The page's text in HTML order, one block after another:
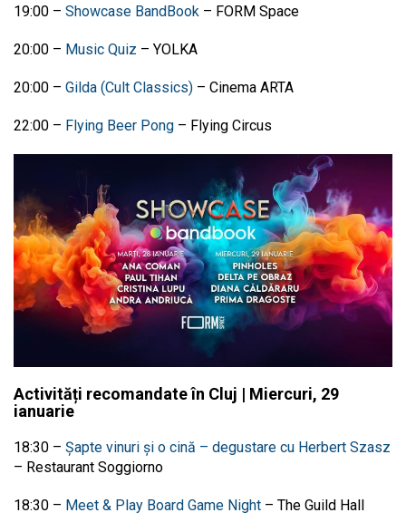
19:00 – Showcase BandBook – FORM Space
20:00 – Music Quiz – YOLKA
20:00 – Gilda (Cult Classics) – Cinema ARTA
22:00 – Flying Beer Pong – Flying Circus
Activități recomandate în Cluj | Miercuri, 29
ianuarie
18:30 – Șapte vinuri și o cină – degustare cu Herbert Szasz
– Restaurant Soggiorno
18:30 – Meet & Play Board Game Night – The Guild Hall